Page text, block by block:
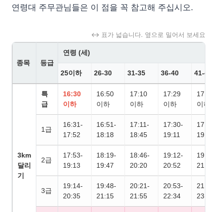
연령대 주무관님들은 이 점을 꼭 참고해 주십시오.
↔ 표가 넓습니다. 옆으로 밀어서 보세요
종목 등급
연령 (세)
25이하 26-30 31-35 36-40 41-43
3km
달리
기
특
급
16:30
이하
16:50
이하
17:10
이하
17:29
이하
17:49
이하
1급
16:31-
17:52
16:51-
18:18
17:11-
18:45
17:30-
19:11
17:50-
19:39
2급
17:53-
19:13
18:19-
19:47
18:46-
20:20
19:12-
20:52
19:40-
21:29
3급
19:14-
20:35
19:48-
21:15
20:21-
21:55
20:53-
22:34
21:30-
23:19